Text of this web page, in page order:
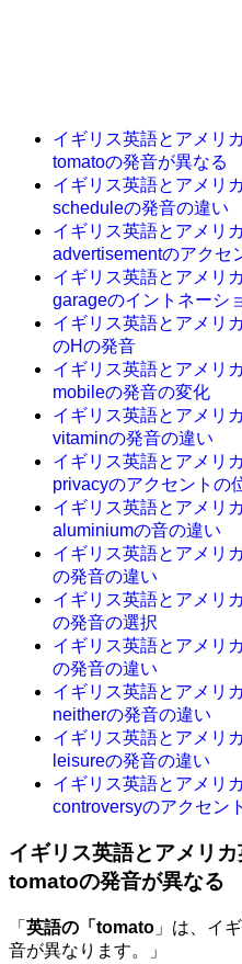
イギリス英語とアメリ
tomatoの発音が異なる
イギリス英語とアメリ
scheduleの発音の違い
イギリス英語とアメリ
advertisementのアクセ
イギリス英語とアメリ
garageのイントネーシ
イギリス英語とアメリ
のHの発音
イギリス英語とアメリ
mobileの発音の変化
イギリス英語とアメリ
vitaminの発音の違い
イギリス英語とアメリ
privacyのアクセントの
イギリス英語とアメリ
aluminiumの音の違い
イギリス英語とアメリ
の発音の違い
イギリス英語とアメリ
の発音の選択
イギリス英語とアメリ
の発音の違い
イギリス英語とアメリ
neitherの発音の違い
イギリス英語とアメリ
leisureの発音の違い
イギリス英語とアメリ
controversyのアクセント
イギリス英語とアメリ
tomatoの発音が異なる
「 英語の「tomato 」は、イ
音が異なります。」